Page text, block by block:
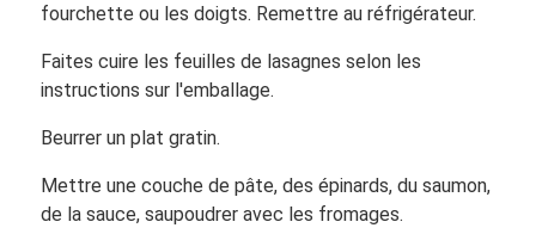
fourchette ou les doigts. Remettre au réfrigérateur.
Faites cuire les feuilles de lasagnes selon les
instructions sur l'emballage.
Beurrer un plat gratin.
Mettre une couche de pâte, des épinards, du saumon,
de la sauce, saupoudrer avec les fromages.